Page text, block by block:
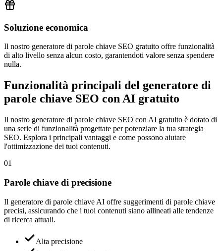
Soluzione economica
Il nostro generatore di parole chiave SEO gratuito offre funzionalità
di alto livello senza alcun costo, garantendoti valore senza spendere
nulla.
Funzionalità principali del generatore di
parole chiave SEO con AI gratuito
Il nostro generatore di parole chiave SEO con AI gratuito è dotato di
una serie di funzionalità progettate per potenziare la tua strategia
SEO. Esplora i principali vantaggi e come possono aiutare
l'ottimizzazione dei tuoi contenuti.
01
Parole chiave di precisione
Il generatore di parole chiave AI offre suggerimenti di parole chiave
precisi, assicurando che i tuoi contenuti siano allineati alle tendenze
di ricerca attuali.
Alta precisione